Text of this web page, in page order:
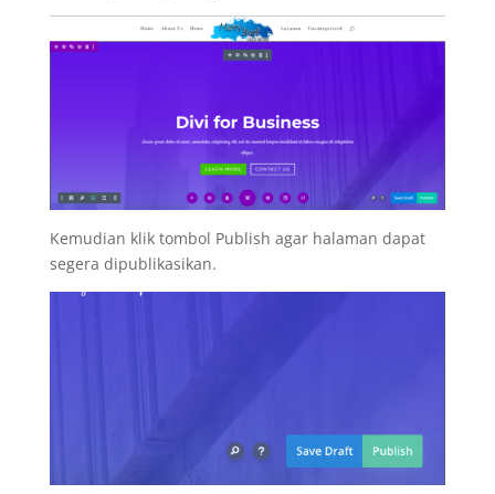
Kemudian klik tombol Publish agar halaman dapat
segera dipublikasikan.